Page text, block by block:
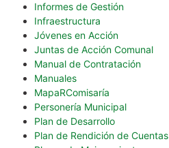
Informes de Gestión
Infraestructura
Jóvenes en Acción
Juntas de Acción Comunal
Manual de Contratación
Manuales
MapaRComisaría
Personería Municipal
Plan de Desarrollo
Plan de Rendición de Cuentas